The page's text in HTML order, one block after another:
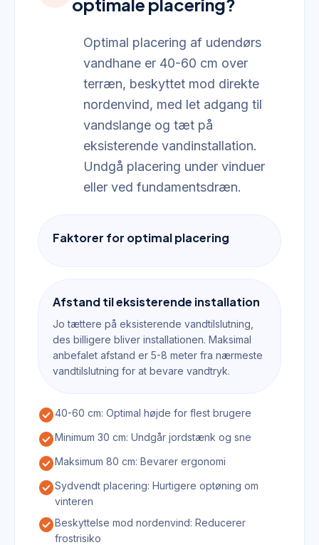
optimale placering?
Optimal placering af udendørs
vandhane er 40-60 cm over
terræn, beskyttet mod direkte
nordenvind, med let adgang til
vandslange og tæt på
eksisterende vandinstallation.
Undgå placering under vinduer
eller ved fundamentsdræn.
Faktorer for optimal placering
Afstand til eksisterende installation
Jo tættere på eksisterende vandtilslutning,
des billigere bliver installationen. Maksimal
anbefalet afstand er 5-8 meter fra nærmeste
vandtilslutning for at bevare vandtryk.
check_circle40-60 cm: Optimal højde for flest brugere
check_circleMinimum 30 cm: Undgår jordstænk og sne
check_circleMaksimum 80 cm: Bevarer ergonomi
check_circleSydvendt placering: Hurtigere optøning om
vinteren
check_circleBeskyttelse mod nordenvind: Reducerer
frostrisiko